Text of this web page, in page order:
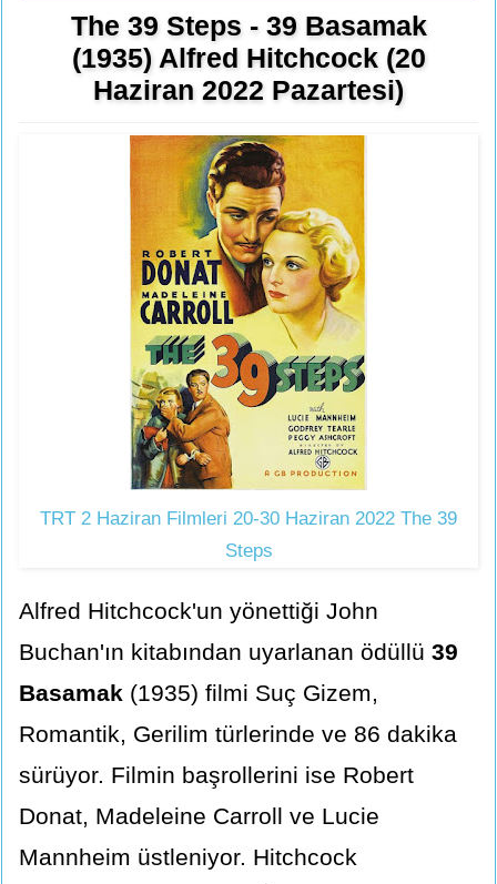
The 39 Steps - 39 Basamak
(1935) Alfred Hitchcock (20
Haziran 2022 Pazartesi)
TRT 2 Haziran Filmleri 20-30 Haziran 2022 The 39
Steps
Alfred Hitchcock'un yönettiği John
Buchan'ın kitabından uyarlanan ödüllü 39
Basamak (1935) filmi Suç Gizem,
Romantik, Gerilim türlerinde ve 86 dakika
sürüyor. Filmin başrollerini ise Robert
Donat, Madeleine Carroll ve Lucie
Mannheim üstleniyor. Hitchcock